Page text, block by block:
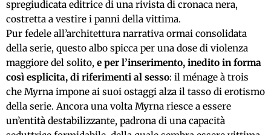
spregiudicata editrice di una rivista di cronaca nera,
costretta a vestire i panni della vittima.
Pur fedele all’architettura narrativa ormai consolidata
della serie, questo albo spicca per una dose di violenza
maggiore del solito, e per l’inserimento, inedito in forma
così esplicita, di riferimenti al sesso: il ménage à trois
che Myrna impone ai suoi ostaggi alza il tasso di erotismo
della serie. Ancora una volta Myrna riesce a essere
un’entità destabilizzante, padrona di una capacità